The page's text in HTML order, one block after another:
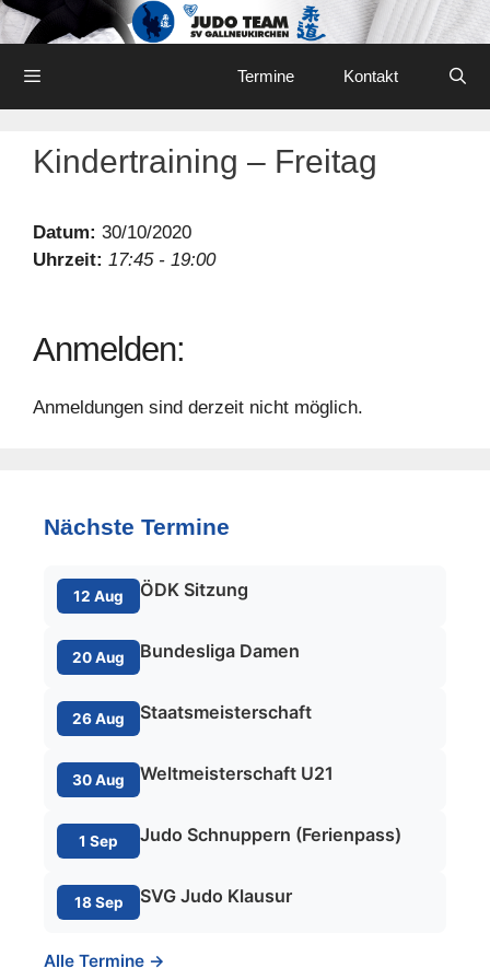
Skip
to
content
Termine Kontakt
Kindertraining – Freitag
Datum: 30/10/2020
Uhrzeit: 17:45 - 19:00
Anmelden:
Anmeldungen sind derzeit nicht möglich.
Nächste Termine
12 Aug ÖDK Sitzung
20 Aug Bundesliga Damen
26 Aug Staatsmeisterschaft
30 Aug Weltmeisterschaft U21
1 Sep Judo Schnuppern (Ferienpass)
18 Sep SVG Judo Klausur
Alle Termine →